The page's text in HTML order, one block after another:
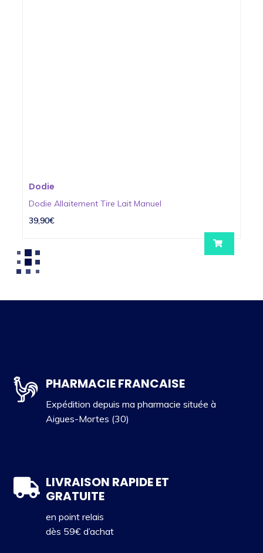
Dodie
Dodie Allaitement Tire Lait Manuel
39,90€
PHARMACIE FRANCAISE
Expédition depuis ma pharmacie située à
Aigues-Mortes (30)
LIVRAISON RAPIDE ET
GRATUITE
en point relais
dès 59€ d’achat